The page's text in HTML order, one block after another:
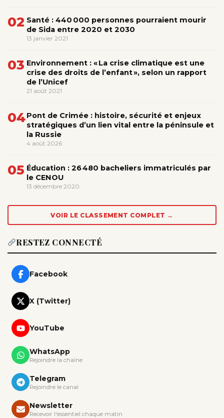
02 Santé : 440 000 personnes pourraient mourir
de Sida entre 2020 et 2030
13 janvier 2021
03 Environnement : « La crise climatique est une
crise des droits de l’enfant », selon un rapport
de l’Unicef
21 août 2021
04Pont de Crimée : histoire, sécurité et enjeux
stratégiques d’un lien vital entre la péninsule et
la Russie
4 août 2026
05 Éducation : 26 480 bacheliers immatriculés par
le CENOU
13 décembre 2020
VOIR LE CLASSEMENT COMPLET →
RESTEZ CONNECTÉ
Facebook
X (Twitter)
YouTube
WhatsApp
Rejoindre la chaîne
Telegram
Rejoindre le canal
Newsletter
Recevoir l'essentiel chaque matin